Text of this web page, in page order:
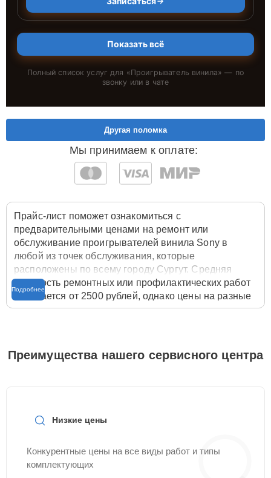
Показать всё
Полный список услуг для «Проигрыватель винила» — по
звонку или в чате
Мы принимаем к оплате:
Другая поломка
Прайс-лист поможет ознакомиться с
предварительными ценами на ремонт или
обслуживание проигрывателей винила Sony в
любой из точек обслуживания, которые
расположены по всему городу Сургут. Средняя
стоимость ремонтных или профилактических работ
начинается от 2500 рублей, однако цены на разные
виды комплектующих могут различаться. Полную
службы заботы о клиентах. Для расчета итоговой
стоимости ремонта проигрывателя винила
Подробнее
Преимущества нашего сервисного центра
Низкие цены
Конкурентные цены на все виды работ и типы
комплектующих